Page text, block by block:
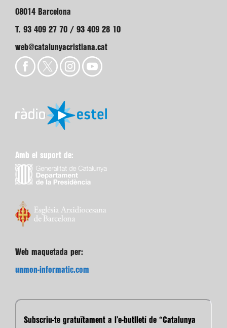
08014 Barcelona
T. 93 409 27 70 / 93 409 28 10
web@catalunyacristiana.cat
Amb el suport de:
Web maquetada per:
unmon-informatic.com
Subscriu-te gratuïtament a l’e-butlletí de “Catalunya